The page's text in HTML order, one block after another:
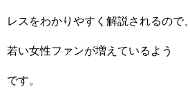
レスをわかりやすく解説されるので、
若い女性ファンが増えているよう
です。